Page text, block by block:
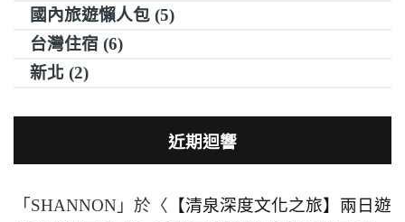
國內旅遊懶人包 (5)
台灣住宿 (6)
新北 (2)
近期迴響
「 SHANNON 」於〈 【清泉深度文化之旅】兩日遊